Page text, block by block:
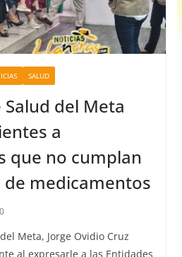
SALUD
del Meta
a
que no cumplan
de medicamentos
Meta, Jorge Ovidio Cruz
al expresarle a las Entidades